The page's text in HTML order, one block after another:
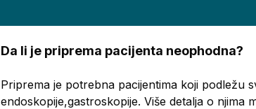
Da li je priprema pacijenta neophodna?
Priprema je potrebna pacijentima koji podležu
endoskopije,gastroskopije. Više detalja o